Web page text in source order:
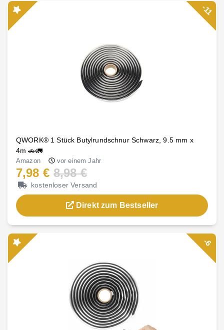
QWORK® 1 Stück Butylrundschnur Schwarz, 9.5 mm x
4m 🚗🚛
Amazon vor einem Jahr
7,98 € 8,98 €
kostenloser Versand
Direkt zum Bestseller
-11
-6